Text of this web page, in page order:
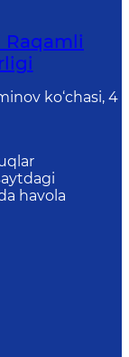
Raqamli
ko‘chasi, 4
havola